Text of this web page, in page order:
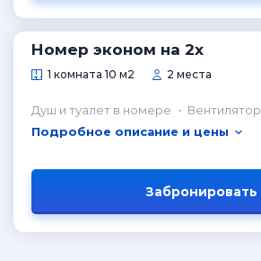
Номер эконом на 2х
1 комната 10 м2 2 места
Душ и туалет в номере Вентилятор
Подробное описание и цены
Забронировать